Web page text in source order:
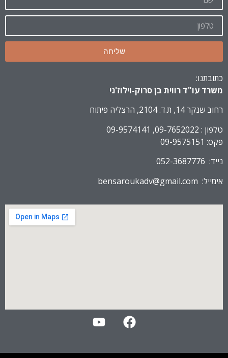
שליחה
כתובתנו:
משרד עו"ד רווית בן סרוק-וילוז'ני
רחוב שנקר 14, ת.ד. 2104, הרצליה פיתוח
טלפון : 09-7652022, 09-9574141
פקס: 09-9575151
נייד: 052-3687776
אימייל: bensaroukadv@gmail.com